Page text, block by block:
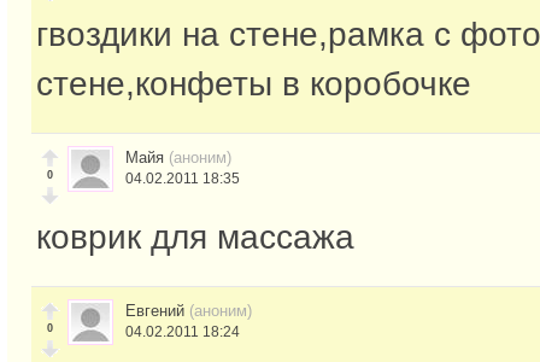
гвоздики на стене,рамка с
стене,конфеты в коробочке
0
Майя (аноним)
04.02.2011 18:35
коврик для массажа
0
Евгений (аноним)
04.02.2011 18:24